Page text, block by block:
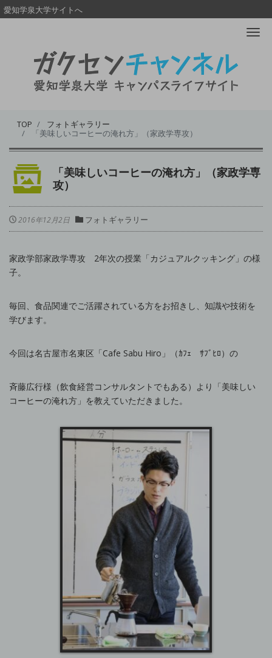
愛知学泉大学サイトへ
TOP
フォトギャラリー
「美味しいコーヒーの淹れ方」（家政学専攻）
「美味しいコーヒーの淹れ方」（家政学専
攻）
2016年12月2日 フォトギャラリー
家政学部家政学専攻 2年次の授業「カジュアルクッキング」の様
子。
毎回、食品関連でご活躍されている方をお招きし、知識や技術を
学びます。
今回は名古屋市名東区「Cafe Sabu Hiro」（ｶﾌｪ ｻﾌﾞﾋﾛ）の
斉藤広行様（飲食経営コンサルタントでもある）より「美味しい
コーヒーの淹れ方」を教えていただきました。